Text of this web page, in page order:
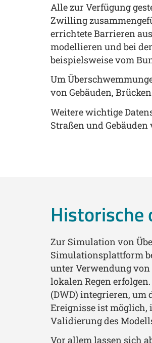
Alle zur Verfügung
Zwilling
errichtete Barrieren
modellieren und bei
beispielsweise vom
Um
von Gebäuden,
Weitere wichtige
Straßen und
Historische
Zur Simulation von
Simulationsplattform
unter Verwendung von
lokalen Regen
(DWD) integrieren,
Ereignisse ist möglich,
Validierung des
Vor allem lassen sich